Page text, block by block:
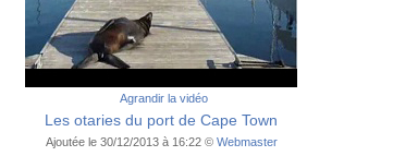
Agrandir la vidéo
Les otaries du port de Cape Town
Ajoutée le 30/12/2013 à 16:22 © Webmaster